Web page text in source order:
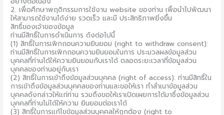
2. เพื่อศึกษาพฤติกรรมการใช้งาน website ของท่าน เพื่อนำไปพัฒนา
ให้สามารถใช้งานได้ง่าย รวดเร็ว และมี ประสิทธิภาพยิ่งขึ้น
สิทธิ์ของเจ้าของข้อมูล
ท่านมีสิทธิ์ในการดำเนินการ ดังต่อไปนี้
(1) สิทธิ์ในการเพิกถอนความยินยอม (right to withdraw consent):
ท่านมีสิทธิ์ในการเพิกถอนความยินยอมในการ ประมวลผลข้อมูลส่วน
บุคคลที่ท่านได้ให้ความยินยอมกับเราได้ ตลอดระยะเวลาที่ข้อมูลส่วน
บุคคลของท่านอยู่กับเรา
(2) สิทธิ์ในการเข้าถึงข้อมูลส่วนบุคคล (right of access): ท่านมีสิทธิ์ใน
การเข้าถึงข้อมูลส่วนบุคคลของท่านและขอให้เรา ทำสำเนาข้อมูลส่วน
บุคคลดังกล่าวให้แก่ท่าน รวมถึงขอให้เราเปิดเผยการได้มาซึ่งข้อมูลส่วน
บุคคลที่ท่านไม่ได้ให้ความ ยินยอมต่อเราได้
(3) สิทธิ์ในการแก้ไขข้อมูลส่วนบุคคลให้ถูกต้อง (right to